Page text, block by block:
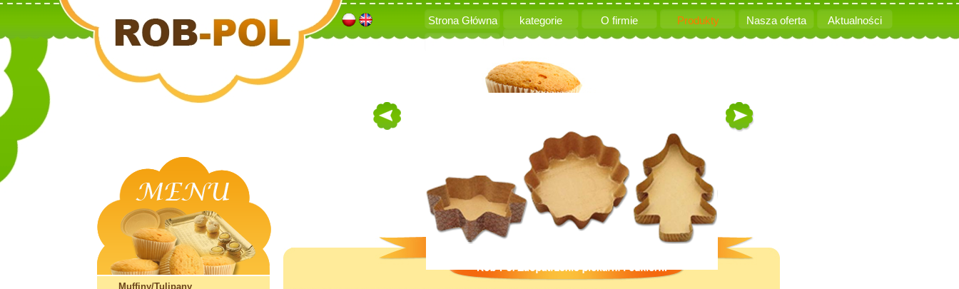
Muffiny/Tulipany
Strona Główna kategorie O firmie Produkty Nasza oferta
Aktualności
left right